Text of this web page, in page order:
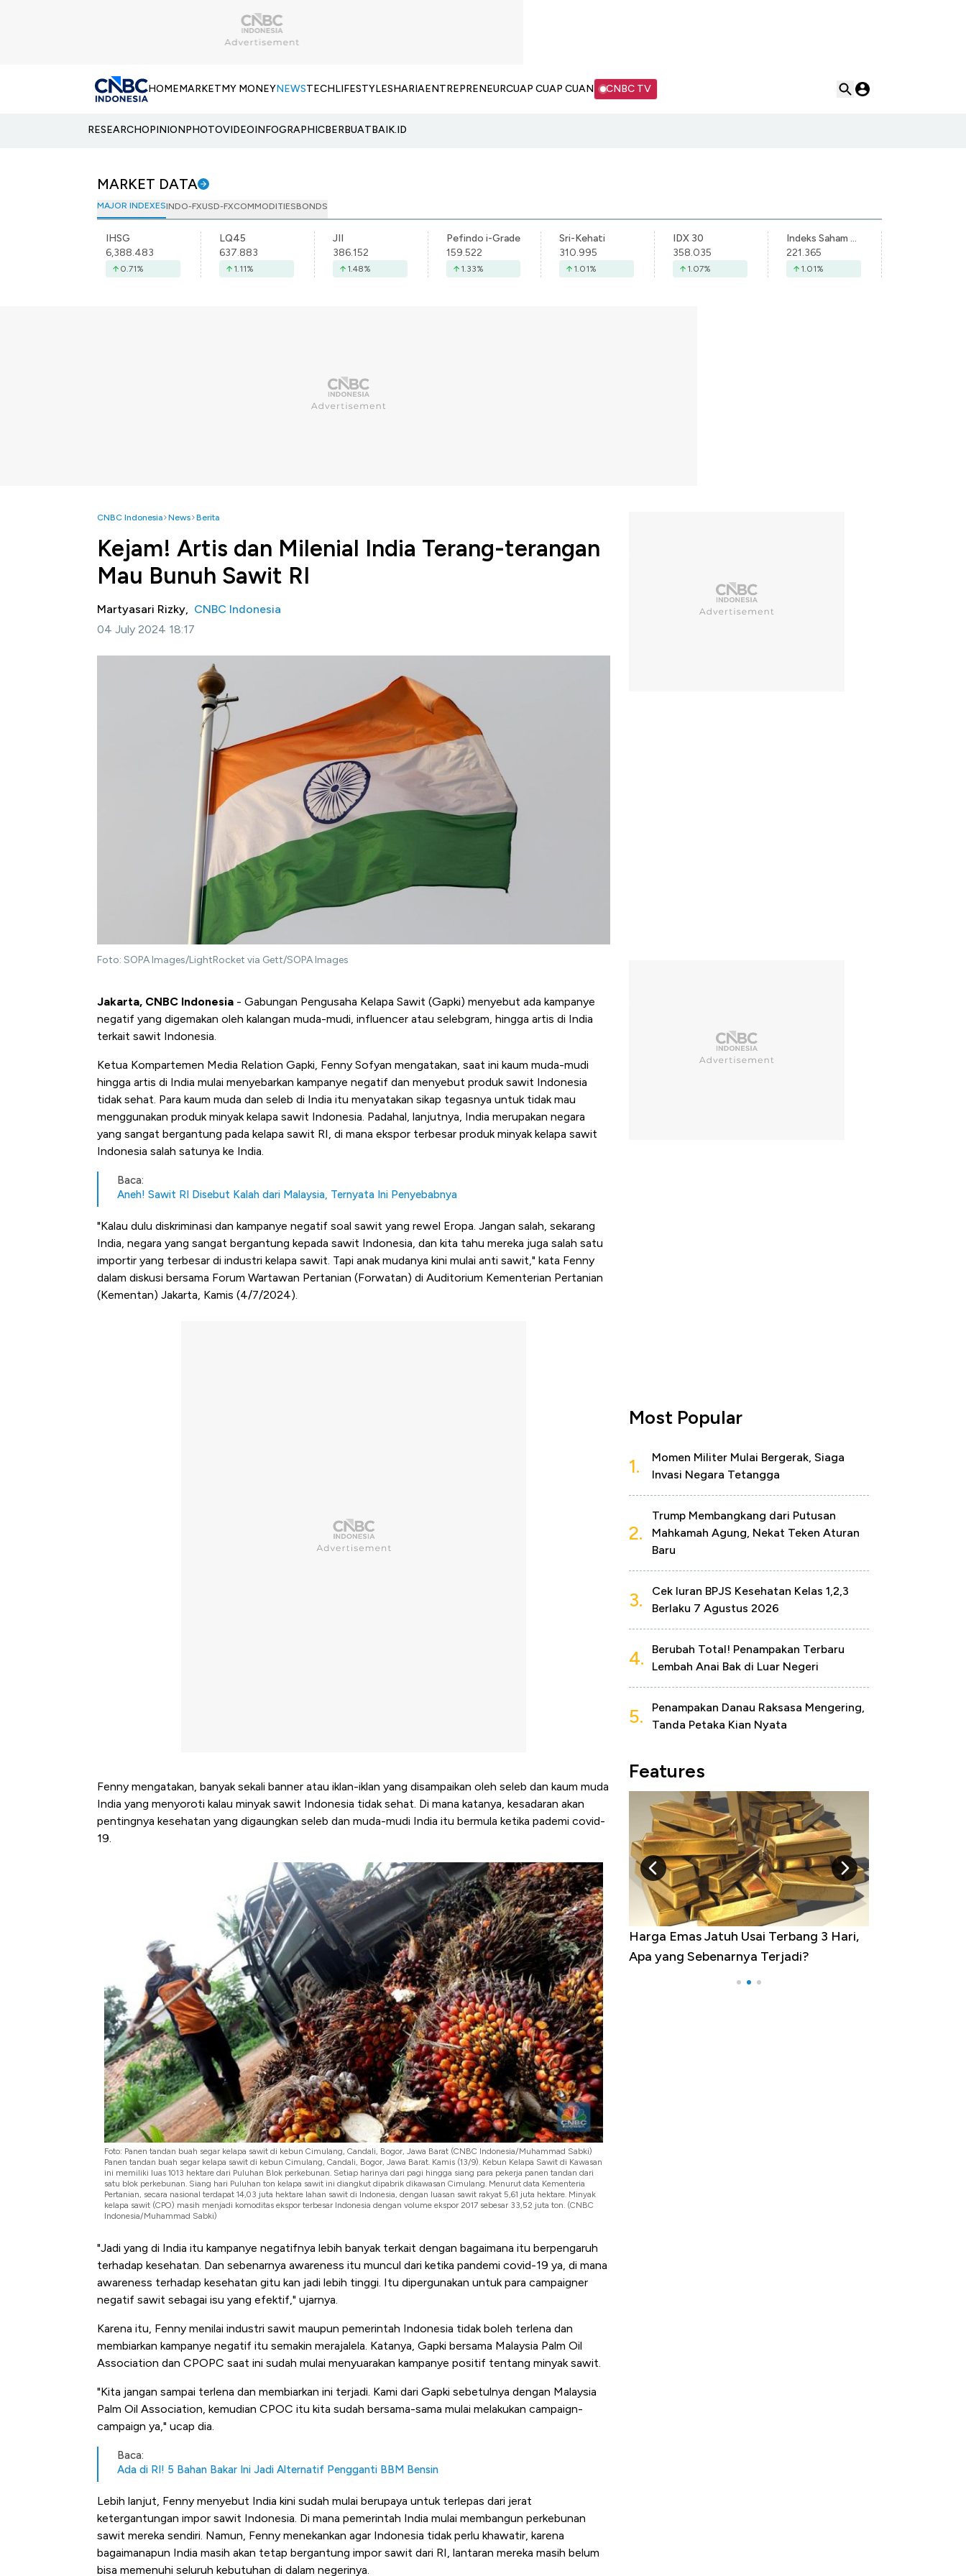
HOMEMARKETMY MONEYNEWSTECHLIFESTYLESHARIAENTREPRENEURCUAP CUAP CUAN CNBC TV
RESEARCHOPINIONPHOTOVIDEOINFOGRAPHICBERBUATBAIK.ID
MARKET DATA
MAJOR INDEXESINDO-FXUSD-FXCOMMODITIESBONDS
IHSG
6,388.483
0.71%
LQ45
637.883
1.11%
JII
386.152
1.48%
Pefindo i-Grade
159.522
1.33%
Sri-Kehati
310.995
1.01%
IDX 30
358.035
1.07%
Indeks Saham Syariah Indonesia
221.365
1.01%
CNBC Indonesia News Berita
Kejam! Artis dan Milenial India Terang-terangan
Mau Bunuh Sawit RI
Martyasari Rizky, CNBC Indonesia
04 July 2024 18:17
Foto: SOPA Images/LightRocket via Gett/SOPA Images
Jakarta, CNBC Indonesia - Gabungan Pengusaha Kelapa Sawit (Gapki) menyebut ada kampanye
negatif yang digemakan oleh kalangan muda-mudi, influencer atau selebgram, hingga artis di India
terkait sawit Indonesia.
Ketua Kompartemen Media Relation Gapki, Fenny Sofyan mengatakan, saat ini kaum muda-mudi
hingga artis di India mulai menyebarkan kampanye negatif dan menyebut produk sawit Indonesia
tidak sehat. Para kaum muda dan seleb di India itu menyatakan sikap tegasnya untuk tidak mau
menggunakan produk minyak kelapa sawit Indonesia. Padahal, lanjutnya, India merupakan negara
yang sangat bergantung pada kelapa sawit RI, di mana ekspor terbesar produk minyak kelapa sawit
Indonesia salah satunya ke India.
Baca:
Aneh! Sawit RI Disebut Kalah dari Malaysia, Ternyata Ini Penyebabnya
"Kalau dulu diskriminasi dan kampanye negatif soal sawit yang rewel Eropa. Jangan salah, sekarang
India, negara yang sangat bergantung kepada sawit Indonesia, dan kita tahu mereka juga salah satu
importir yang terbesar di industri kelapa sawit. Tapi anak mudanya kini mulai anti sawit," kata Fenny
dalam diskusi bersama Forum Wartawan Pertanian (Forwatan) di Auditorium Kementerian Pertanian
(Kementan) Jakarta, Kamis (4/7/2024).
Fenny mengatakan, banyak sekali banner atau iklan-iklan yang disampaikan oleh seleb dan kaum muda
India yang menyoroti kalau minyak sawit Indonesia tidak sehat. Di mana katanya, kesadaran akan
pentingnya kesehatan yang digaungkan seleb dan muda-mudi India itu bermula ketika pademi covid-
19.
Foto: Panen tandan buah segar kelapa sawit di kebun Cimulang, Candali, Bogor, Jawa Barat (CNBC Indonesia/Muhammad Sabki)
Panen tandan buah segar kelapa sawit di kebun Cimulang, Candali, Bogor, Jawa Barat. Kamis (13/9). Kebun Kelapa Sawit di Kawasan
ini memiliki luas 1013 hektare dari Puluhan Blok perkebunan. Setiap harinya dari pagi hingga siang para pekerja panen tandan dari
satu blok perkebunan. Siang hari Puluhan ton kelapa sawit ini diangkut dipabrik dikawasan Cimulang. Menurut data Kementeria
Pertanian, secara nasional terdapat 14,03 juta hektare lahan sawit di Indonesia, dengan luasan sawit rakyat 5,61 juta hektare. Minyak
kelapa sawit (CPO) masih menjadi komoditas ekspor terbesar Indonesia dengan volume ekspor 2017 sebesar 33,52 juta ton. (CNBC
Indonesia/Muhammad Sabki)
"Jadi yang di India itu kampanye negatifnya lebih banyak terkait dengan bagaimana itu berpengaruh
terhadap kesehatan. Dan sebenarnya awareness itu muncul dari ketika pandemi covid-19 ya, di mana
awareness terhadap kesehatan gitu kan jadi lebih tinggi. Itu dipergunakan untuk para campaigner
negatif sawit sebagai isu yang efektif," ujarnya.
Karena itu, Fenny menilai industri sawit maupun pemerintah Indonesia tidak boleh terlena dan
membiarkan kampanye negatif itu semakin merajalela. Katanya, Gapki bersama Malaysia Palm Oil
Association dan CPOPC saat ini sudah mulai menyuarakan kampanye positif tentang minyak sawit.
"Kita jangan sampai terlena dan membiarkan ini terjadi. Kami dari Gapki sebetulnya dengan Malaysia
Palm Oil Association, kemudian CPOC itu kita sudah bersama-sama mulai melakukan campaign-
campaign ya," ucap dia.
Baca:
Ada di RI! 5 Bahan Bakar Ini Jadi Alternatif Pengganti BBM Bensin
Lebih lanjut, Fenny menyebut India kini sudah mulai berupaya untuk terlepas dari jerat
ketergantungan impor sawit Indonesia. Di mana pemerintah India mulai membangun perkebunan
sawit mereka sendiri. Namun, Fenny menekankan agar Indonesia tidak perlu khawatir, karena
bagaimanapun India masih akan tetap bergantung impor sawit dari RI, lantaran mereka masih belum
bisa memenuhi seluruh kebutuhan di dalam negerinya.
Most Popular
1.
Momen Militer Mulai Bergerak, Siaga
Invasi Negara Tetangga
2.
Trump Membangkang dari Putusan
Mahkamah Agung, Nekat Teken Aturan
Baru
3.
Cek Iuran BPJS Kesehatan Kelas 1,2,3
Berlaku 7 Agustus 2026
4.
Berubah Total! Penampakan Terbaru
Lembah Anai Bak di Luar Negeri
5.
Penampakan Danau Raksasa Mengering,
Tanda Petaka Kian Nyata
Features
Harga Batu Bara Bangkit, Ada Kabar
Baik Buat Pengusaha RI
Harga Emas Jatuh Usai Terbang 3 Hari,
Apa yang Sebenarnya Terjadi?
Dominasi China Menggila, Jadi Sumber
Impor 100 Negara